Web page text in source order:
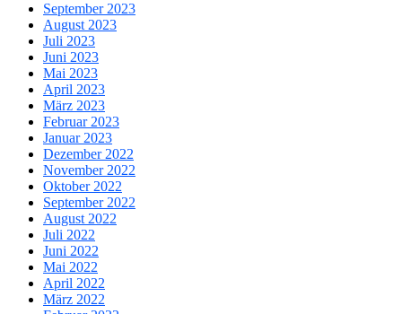
September 2023
August 2023
Juli 2023
Juni 2023
Mai 2023
April 2023
März 2023
Februar 2023
Januar 2023
Dezember 2022
November 2022
Oktober 2022
September 2022
August 2022
Juli 2022
Juni 2022
Mai 2022
April 2022
März 2022